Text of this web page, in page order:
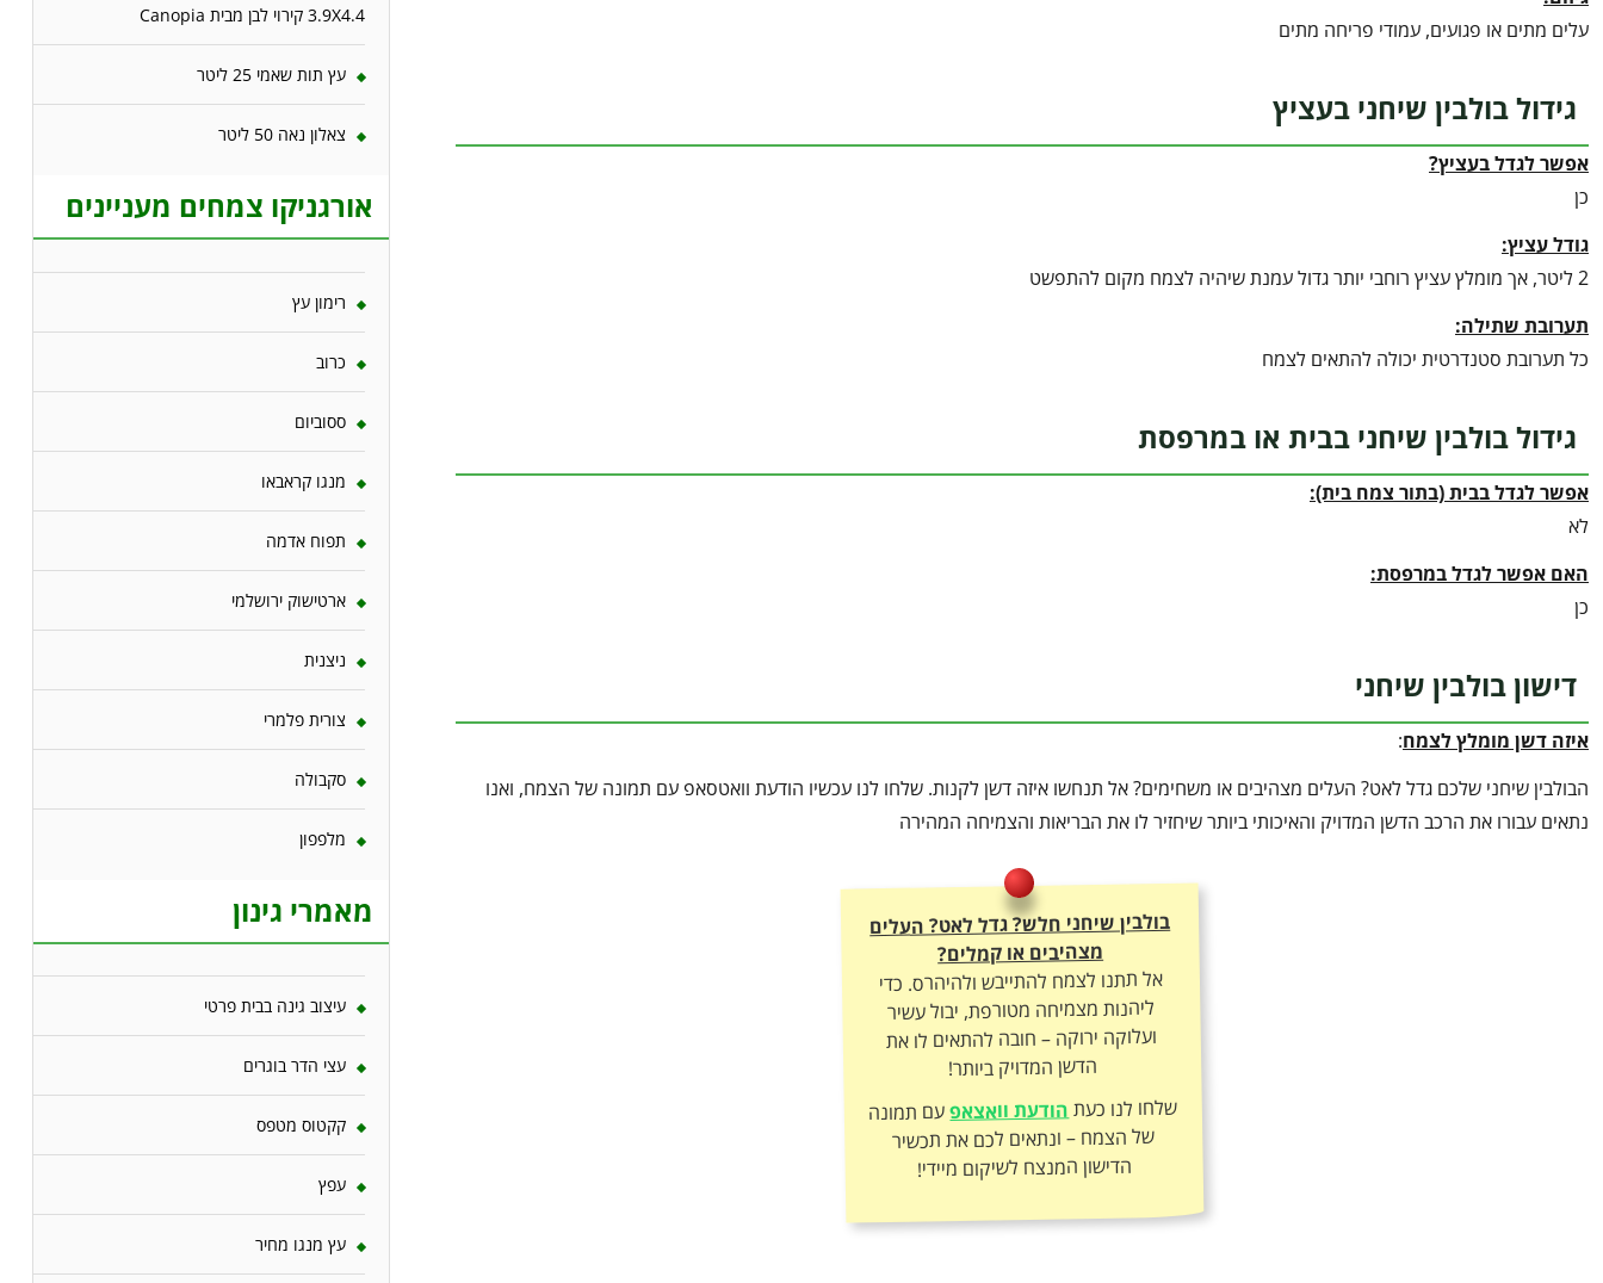
עלים מתים או פגועים, עמודי פריחה מתים
גידול בולבין שיחני בעציץ
אפשר לגדל בעציץ?
כן
גודל עציץ:
2 ליטר, אך מומלץ עציץ רוחבי יותר גדול עמנת שיהיה לצמח מקום להתפשט
תערובת שתילה:
כל תערובת סטנדרטית יכולה להתאים לצמח
גידול בולבין שיחני בבית או במרפסת
אפשר לגדל בבית (בתור צמח בית):
לא
האם אפשר לגדל במרפסת:
כן
דישון בולבין שיחני
איזה דשן מומלץ לצמח:
הבולבין שיחני שלכם גדל לאט? העלים מצהיבים או משחימים? אל תנחשו איזה דשן לקנות. שלחו לנו עכשיו הודעת וואטסאפ עם תמונה של הצמח, ואנו
נתאים עבורו את הרכב הדשן המדויק והאיכותי ביותר שיחזיר לו את הבריאות והצמיחה המהירה
בולבין שיחני חלש? גדל לאט? העלים
מצהיבים או קמלים?
אל תתנו לצמח להתייבש ולהיהרס. כדי
ליהנות מצמיחה מטורפת, יבול עשיר
ועלוקה ירוקה – חובה להתאים לו את
הדשן המדויק ביותר!
שלחו לנו כעתהודעת וואצאפעם תמונה
של הצמח – ונתאים לכם את תכשיר
הדישון המנצח לשיקום מיידי!
3.9X4.4 קירוי לבן מבית Canopia
עץ תות שאמי 25 ליטר
צאלון נאה 50 ליטר
אורגניקו צמחים מעניינים
רימון עץ
כרוב
ססוביום
מנגו קראבאו
תפוח אדמה
ארטישוק ירושלמי
ניצנית
צורית פלמרי
סקבולה
מלפפון
מאמרי גינון
עיצוב גינה בבית פרטי
עצי הדר בוגרים
קקטוס מטפס
עפץ
עץ מנגו מחיר